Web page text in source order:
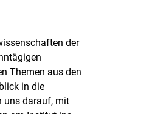
der
Themen aus den
in die
uns darauf, mit